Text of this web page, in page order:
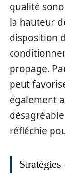
qualité
la hauteur
disposition
propage.
peut
également
réfléchie
Stratégies